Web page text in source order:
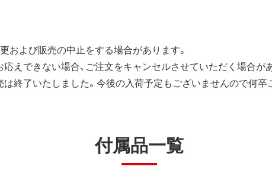
および販売の中止をする場合があります。
えできない場合、ご注文をキャンセルさせていただく場合が
終了いたしました。今後の入荷予定もございませんので何卒
付属品一覧